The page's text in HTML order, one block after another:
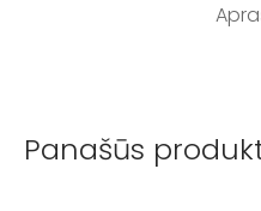
Panašūs